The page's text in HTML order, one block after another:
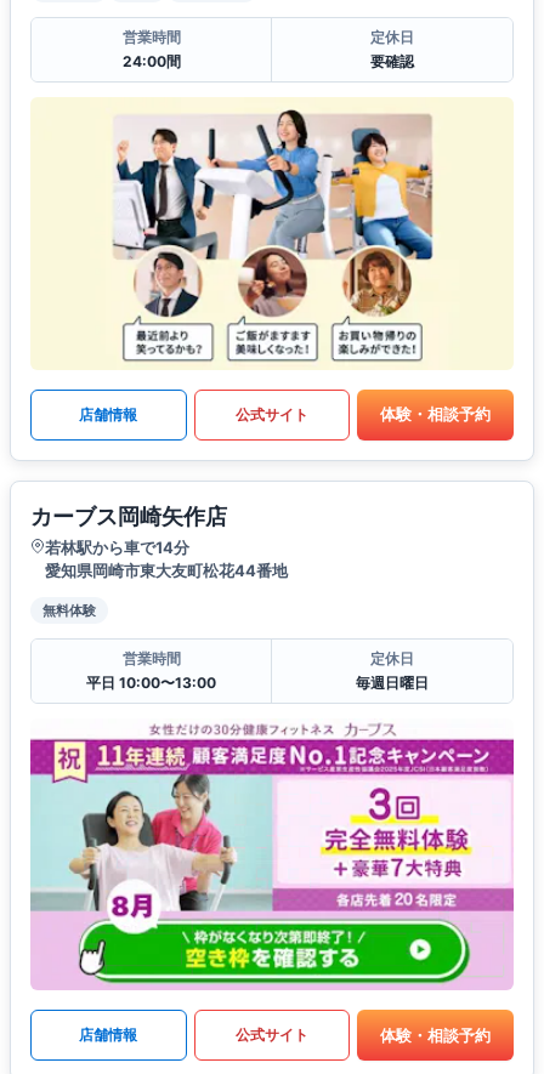
営業時間
24:00間
定休日
要確認
店舗情報 公式サイト 体験・相談予約
カーブス岡崎矢作店
若林駅から車で14分
愛知県岡崎市東大友町松花44番地
無料体験
営業時間
平日 10:00〜13:00
定休日
毎週日曜日
店舗情報 公式サイト 体験・相談予約